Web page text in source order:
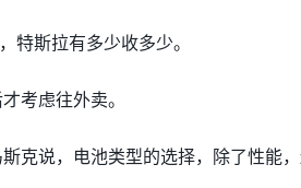
特斯拉有多少收多少。
考虑往外卖。
克说，电池类型的选择，除了性能